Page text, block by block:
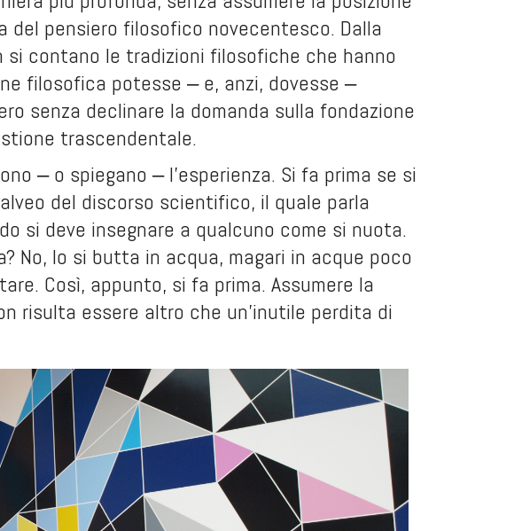
pensiero filosofico novecentesco. Dalla
contano le tradizioni filosofiche che hanno
filosofica potesse ‒ e, anzi, dovesse ‒
senza declinare la domanda sulla fondazione
trascendentale.
‒ o spiegano ‒ l’esperienza. Si fa prima se si
del discorso scientifico, il quale parla
si deve insegnare a qualcuno come si nuota.
No, lo si butta in acqua, magari in acque poco
Così, appunto, si fa prima. Assumere la
risulta essere altro che un’inutile perdita di